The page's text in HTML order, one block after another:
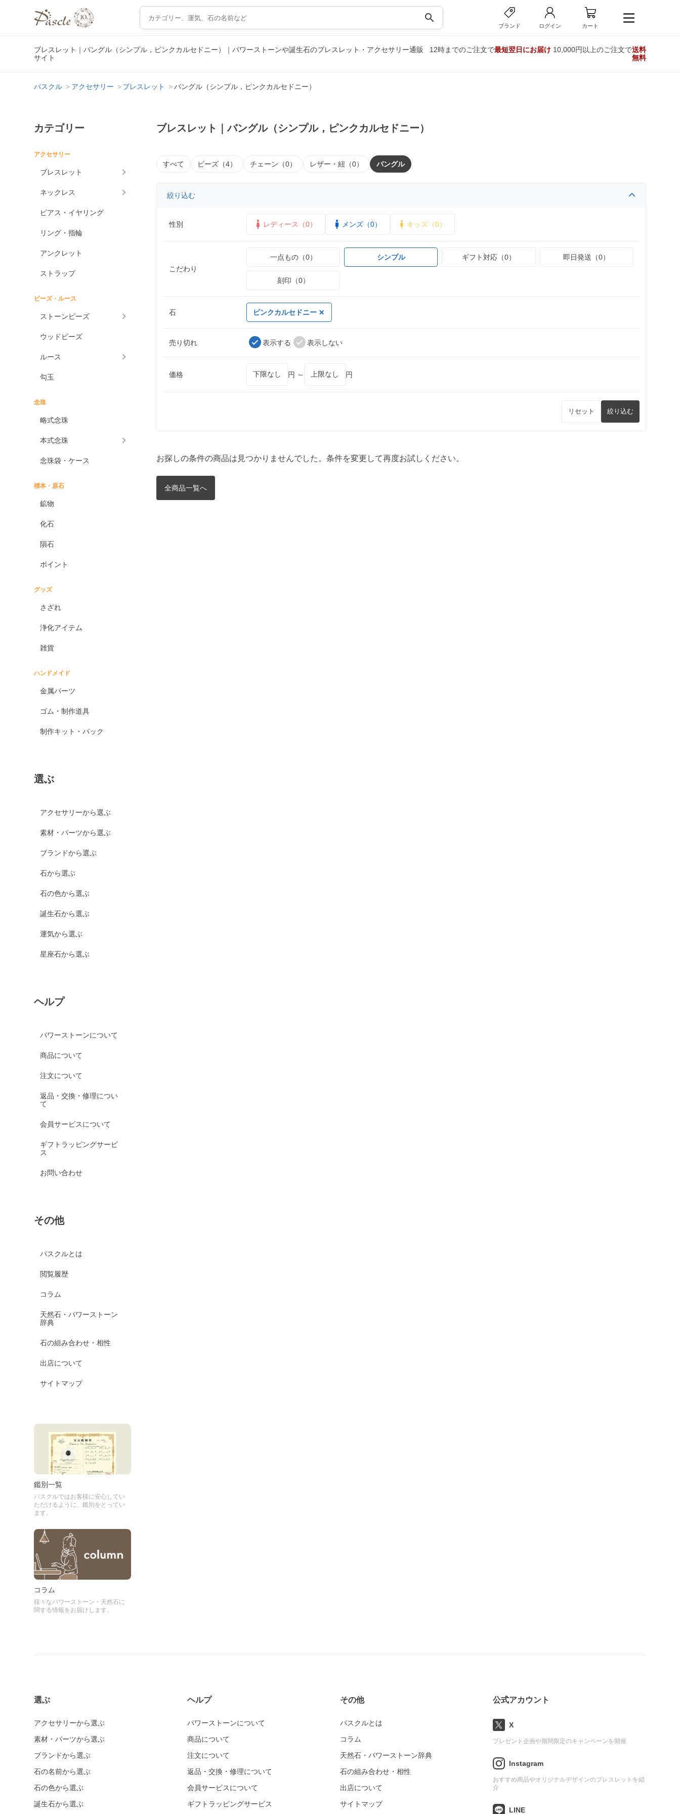
search
ブランド ログイン カート
ブレスレット｜バングル（シンプル，ピンクカルセドニー）｜パワーストーンや誕生石のブレスレット・アクセサリー通販
サイト
12時までのご注文で最短翌日にお届け10,000円以上のご注文で送料
無料
パスクル アクセサリー ブレスレット バングル（シンプル，ピンクカルセドニー）
カテゴリー
アクセサリー
ブレスレット
ネックレス
ピアス・イヤリング
リング・指輪
アンクレット
ストラップ
ビーズ・ルース
ストーンビーズ
ウッドビーズ
ルース
勾玉
念珠
略式念珠
本式念珠
念珠袋・ケース
標本・原石
鉱物
化石
隕石
ポイント
グッズ
さざれ
浄化アイテム
雑貨
ハンドメイド
金属パーツ
ゴム・制作道具
制作キット・パック
選ぶ
アクセサリーから選ぶ
素材・パーツから選ぶ
ブランドから選ぶ
石から選ぶ
石の色から選ぶ
誕生石から選ぶ
運気から選ぶ
星座石から選ぶ
ヘルプ
パワーストーンについて
商品について
注文について
返品・交換・修理につい
て
会員サービスについて
ギフトラッピングサービ
ス
お問い合わせ
その他
パスクルとは
閲覧履歴
コラム
天然石・パワーストーン
辞典
石の組み合わせ・相性
出店について
サイトマップ
鑑別一覧
パスクルではお客様に安心してい
ただけるように、鑑別をとってい
ます。
コラム
様々なパワーストーン・天然石に
関する情報をお届けします。
ブレスレット｜バングル（シンプル，ピンクカルセドニー）
すべて ビーズ（4） チェーン（0） レザー・紐（0） バングル
絞り込む
性別 レディース（0） メンズ（0） キッズ（0）
こだわり
一点もの（0） シンプル ギフト対応（0） 即日発送（0）
刻印（0）
石 ピンクカルセドニー
売り切れ 表示する 表示しない
価格 円 ～ 円
リセット 絞り込む
お探しの条件の商品は見つかりませんでした。条件を変更して再度お試しください。
全商品一覧へ
選ぶ
アクセサリーから選ぶ
素材・パーツから選ぶ
ブランドから選ぶ
石の名前から選ぶ
石の色から選ぶ
誕生石から選ぶ
ヘルプ
パワーストーンについて
商品について
注文について
返品・交換・修理について
会員サービスについて
ギフトラッピングサービス
その他
パスクルとは
コラム
天然石・パワーストーン辞典
石の組み合わせ・相性
出店について
サイトマップ
公式アカウント
X
プレゼント企画や期間限定のキャンペーンを開催
Instagram
おすすめ商品やオリジナルデザインのブレスレットを紹
介
LINE